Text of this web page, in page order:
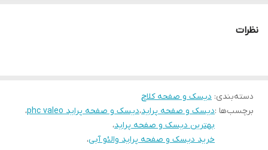
نظرات
دسته‌بندی: دیسک و صفحه کلاچ
برچسب‌ها :دیسک و صفحه پراید،دیسک و صفحه پراید phc valeo
،
بهترین دیسک و صفحه پراید،
خرید دیسک و صفحه پراید والئو آبی،